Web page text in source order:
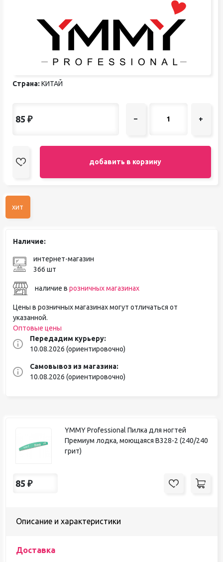
Страна: КИТАЙ
85 ₽ – +
добавить в корзину
хит
Наличие:
интернет-магазин
366 шт
наличие в розничных магазинах
Цены в розничных магазинах могут отличаться от
указанной.
Оптовые цены
Передадим курьеру:
10.08.2026 (ориентировочно)
Самовывоз из магазина:
10.08.2026 (ориентировочно)
YMMY Professional Пилка для ногтей
Премиум лодка, моющаяся B328-2 (240/240
грит)
85 ₽
Описание и характеристики
Доставка